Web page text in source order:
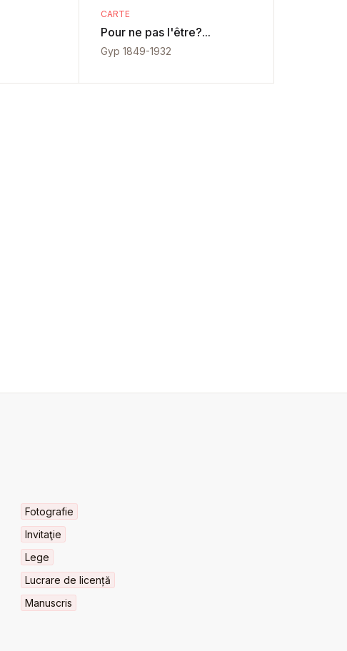
CARTE
Pour ne pas l'être?...
Gyp 1849-1932
Fotografie
Invitaţie
Lege
Lucrare de licență
Manuscris